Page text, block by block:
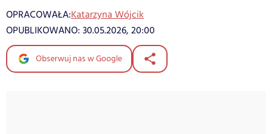
OPRACOWAŁA:Katarzyna Wójcik
OPUBLIKOWANO: 30.05.2026, 20:00
Obserwuj nas w Google